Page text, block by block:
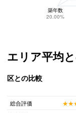
築年数
20.00%
エリア平均
区との比較
総合評価